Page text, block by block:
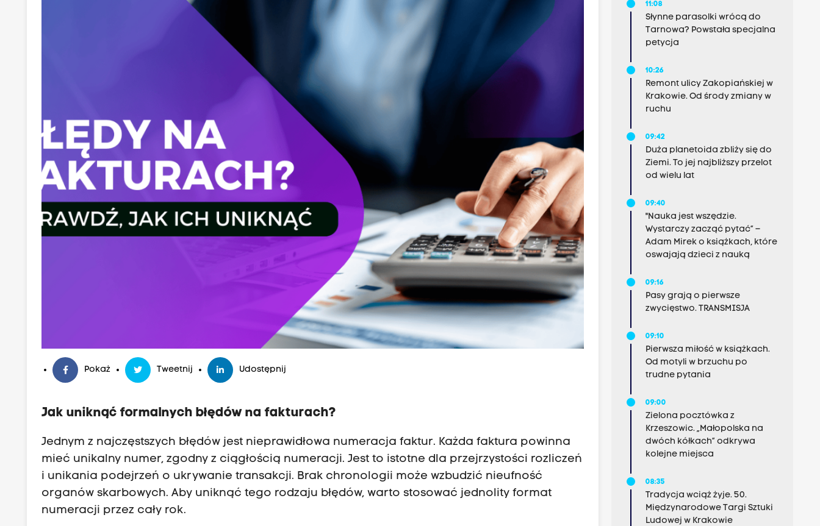
Pokaż Tweetnij Udostępnij
Jak uniknąć formalnych błędów na fakturach?
Jednym z najczęstszych błędów jest nieprawidłowa numeracja faktur. Każda faktura powinna
mieć unikalny numer, zgodny z ciągłością numeracji. Jest to istotne dla przejrzystości rozliczeń
i unikania podejrzeń o ukrywanie transakcji. Brak chronologii może wzbudzić nieufność
organów skarbowych. Aby uniknąć tego rodzaju błędów, warto stosować jednolity format
numeracji przez cały rok.
11:08
Słynne parasolki wrócą do
Tarnowa? Powstała specjalna
petycja
10:26
Remont ulicy Zakopiańskiej w
Krakowie. Od środy zmiany w
ruchu
09:42
Duża planetoida zbliży się do
Ziemi. To jej najbliższy przelot
od wielu lat
09:40
"Nauka jest wszędzie.
Wystarczy zacząć pytać” –
Adam Mirek o książkach, które
oswajają dzieci z nauką
09:16
Pasy grają o pierwsze
zwycięstwo. TRANSMISJA
09:10
Pierwsza miłość w książkach.
Od motyli w brzuchu po
trudne pytania
09:00
Zielona pocztówka z
Krzeszowic. „Małopolska na
dwóch kółkach” odkrywa
kolejne miejsca
08:35
Tradycja wciąż żyje. 50.
Międzynarodowe Targi Sztuki
Ludowej w Krakowie